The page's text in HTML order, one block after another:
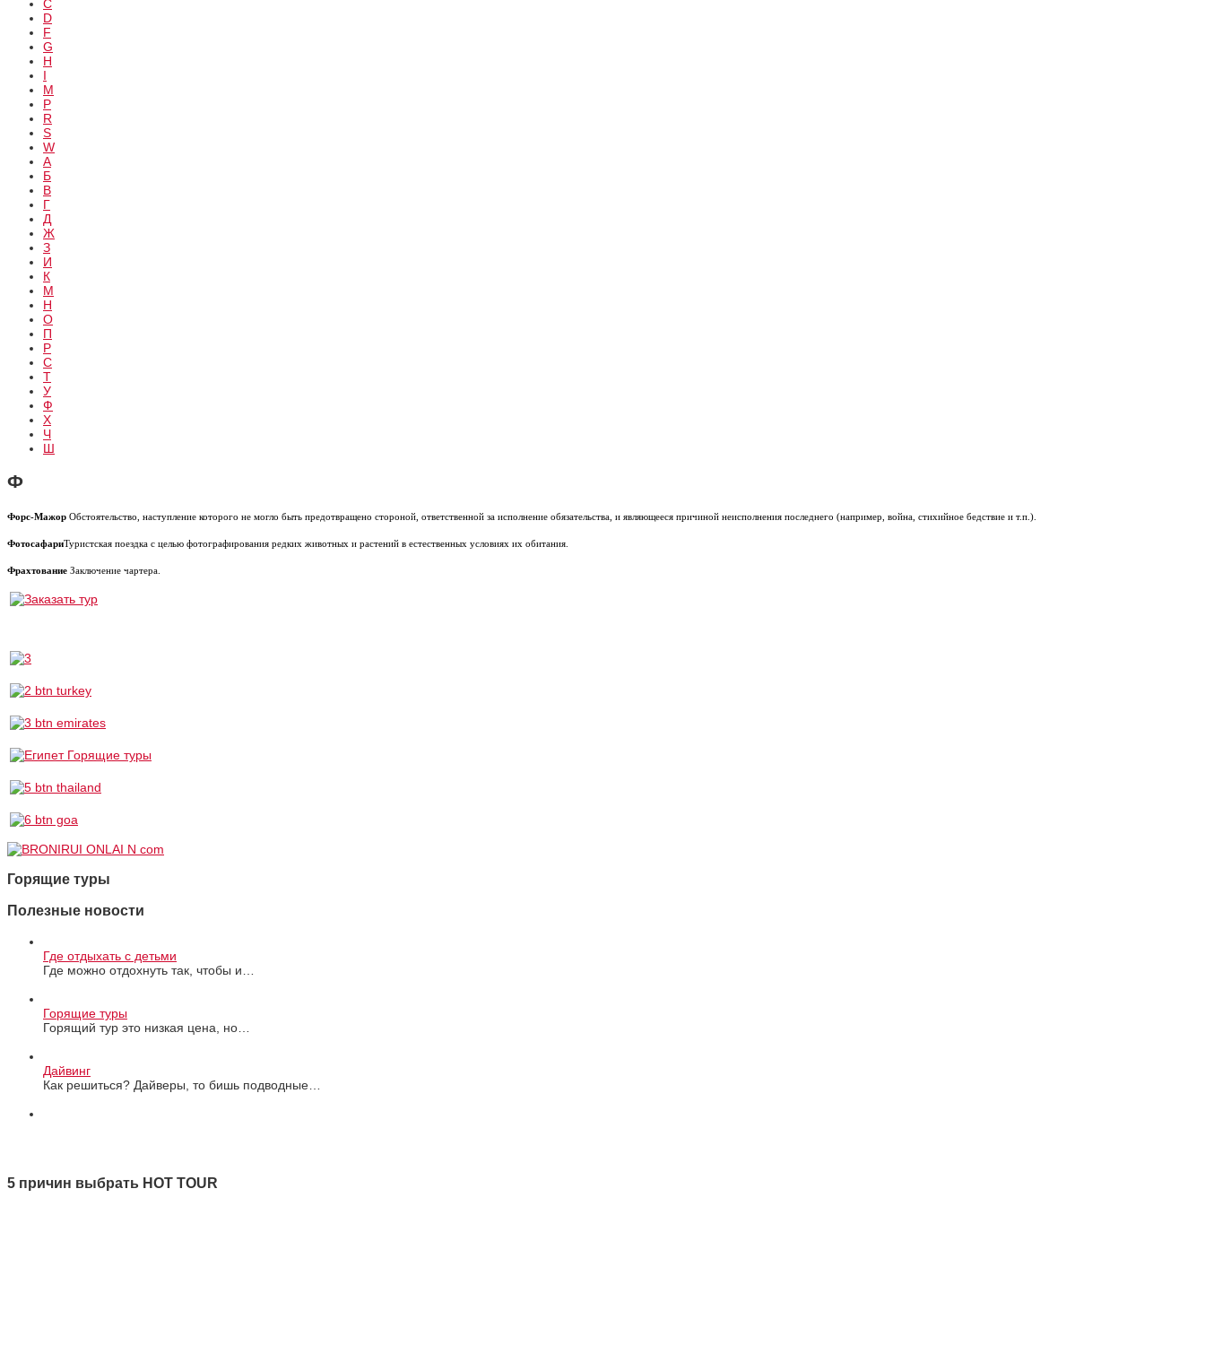
C
D
F
G
H
I
M
P
R
S
W
А
Б
В
Г
Д
Ж
З
И
К
М
Н
О
П
Р
С
Т
У
Ф
Х
Ч
Ш
Ф
Форс-Мажор Обстоятельство, наступление которого не могло быть предотвращено стороной, ответственной за исполнение обязательства, и являющееся причиной неисполнения последнего (например, война, стихийное бедствие и т.п.).
ФотосафариТуристская поездка с целью фотографирования редких животных и растений в естественных условиях их обитания.
Фрахтование Заключение чартера.
Горящие туры
Полезные новости
Где отдыхать с детьми
Где можно отдохнуть так, чтобы и…
Горящие туры
Горящий тур это низкая цена, но…
Дайвинг
Как решиться? Дайверы, то бишь подводные…
5 причин выбрать HOT TOUR